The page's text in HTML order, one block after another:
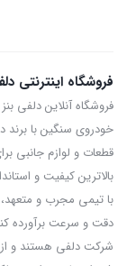
فروشگاه اینترنتی
فروشگاه آنلاین دلفی
قطعات و لوازم جانبی
بالاترین کیفیت و
با تیمی مجرب و متعهد،
دقت و سرعت برآورده
شرکت دلفی هستند و از